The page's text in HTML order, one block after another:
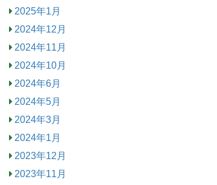
2025年1月
2024年12月
2024年11月
2024年10月
2024年6月
2024年5月
2024年3月
2024年1月
2023年12月
2023年11月